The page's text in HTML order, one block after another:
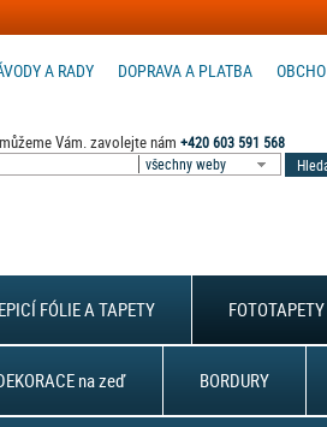
DOPRAVA A PLATBA
A RADY
Vám. zavolejte nám+420 603 591 568
všechny weby
FÓLIE A TAPETY
na zeď BORDURY